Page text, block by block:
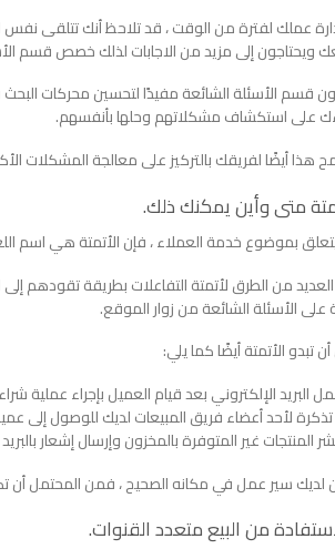
عملك لفترة من الوقت ، قد تلاحظ أنك تتلقى
ويحتاجون إلى مزيد من الاجابات لذلك خصص قسم
قسم الأسئلة الشائعة مفيدًا لتحسين محركات البحث
على استكشاف مشكلاتهم وحلها بأنفسهم.
هذا أيضًا لفريقك بالتركيز على معالجة المشكلات
بموضوع خدمة العملاء ، فإن الأتمتة هي اسم
من الطرق لأتمتة التفاعلات بطريقة تقودهم
على الأسئلة الشائعة من زوار الموقع.
تبدو الأتمتة أيضًا كما يلي:
البريد الإلكتروني بعد قيام العميل بإجراء عملية
لأحد أعضاء فريق المبيعات لديك للوصول إلى
المنتجات غير المتوفرة بالمخزون وإرسال إشعار
لديك سير عمل في مكانه الصحيح ، فمن المحتمل أن